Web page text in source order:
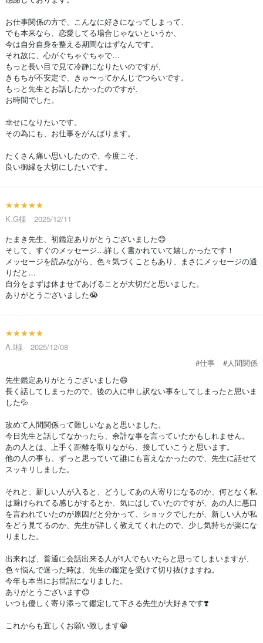
お仕事関係の方で、こんなに好きになってしまって、
でも本来なら、恋愛してる場合じゃないというか、
今は自分自身を整える期間なはずなんです。
それ故に、心がぐちゃぐちゃで…
もっと長い目で見て冷静になりたいのですが、
きもちが不安定で、きゅ〜ってかんじでつらいです。
もっと先生とお話したかったのですが、
お時間でした。
幸せになりたいです。
その為にも、お仕事をがんばります。
たくさん痛い思いしたので、今度こそ、
良い御縁を大切にしたいです。
★★★★★
K.G様 2025/12/11
たまき先生、初鑑定ありがとうございました😊
そして、すぐのメッセージ…詳しく書かれていて嬉しかったです！
メッセージを読みながら、色々気づくこともあり、まさにメッセージの通
りだと…
自分をまずは休ませてあげることが大切だと思いました。
ありがとうございました😭
★★★★★
A.I様 2025/12/08
#仕事
#人間関係
先生鑑定ありがとうございました😄
長く話してしまったので、後の人に申し訳ない事をしてしまったと思いま
した💦
改めて人間関係って難しいなぁと思いました。
今日先生と話してなかったら、余計な事を言っていたかもしれません。
あの人とは、上手く距離を取りながら、接していこうと思います。
他の人の事も、ずっと思っていて誰にも言えなかったので、先生に話せて
スッキリしました。
それと、新しい人が入ると、どうしてあの人寄りになるのか、何となく私
は避けられてる感じがするとか、気にはしていたのですが、あの人に悪口
を言われていたのが原因だと分かって、ショックでしたが、新しい人が私
をどう見てるのか、先生が詳しく教えてくれたので、少し気持ちが楽にな
りました。
出来れば、普通に会話出来る人が1人でもいたらと思ってしまいますが、
色々悩んで迷った時は、先生の鑑定を受けて切り抜けますね。
今年も本当にお世話になりました。
ありがとうございます😊
いつも優しく寄り添って鑑定して下さる先生が大好きです❣️
これからも宜しくお願い致します😀